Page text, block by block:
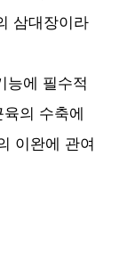
삼대장이라
능에 필수적
의 수축에
이완에 관여